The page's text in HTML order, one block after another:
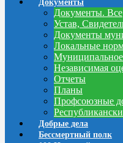
Документы
Документы. Все
Устав,
Документы
Локальные
Муниципальное
Независимая
Отчеты
Планы
Профсоюзные
Добрые дела
Бессмертный полк